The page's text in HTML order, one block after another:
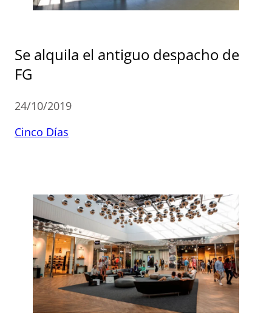
Se alquila el antiguo despacho de
FG
24/10/2019
Cinco Días